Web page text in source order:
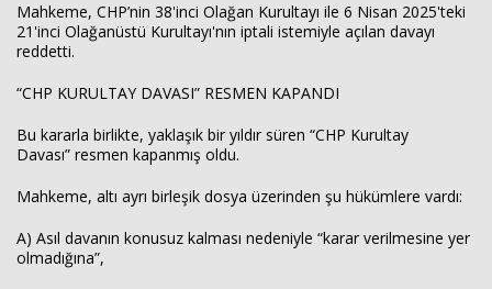
Mahkeme, CHP’nin 38'inci Olağan Kurultayı ile 6 Nisan 2025'teki
21'inci Olağanüstü Kurultayı'nın iptali istemiyle açılan davayı
reddetti.
“CHP KURULTAY DAVASI” RESMEN KAPANDI
Bu kararla birlikte, yaklaşık bir yıldır süren “CHP Kurultay
Davası” resmen kapanmış oldu.
Mahkeme, altı ayrı birleşik dosya üzerinden şu hükümlere vardı:
A) Asıl davanın konusuz kalması nedeniyle “karar verilmesine yer
olmadığına”,